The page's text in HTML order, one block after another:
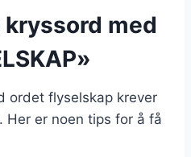
med
ordet flyselskap krever
Her er noen tips for å få